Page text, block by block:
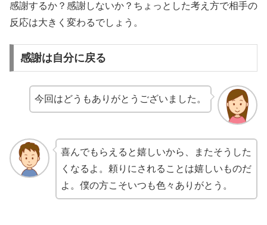
感謝するか？感謝しないか？ちょっとした考え方で相手の
反応は大きく変わるでしょう。
感謝は自分に戻る
今回はどうもありがとうございました。
喜んでもらえると嬉しいから、またそうした
くなるよ。頼りにされることは嬉しいものだ
よ。僕の方こそいつも色々ありがとう。